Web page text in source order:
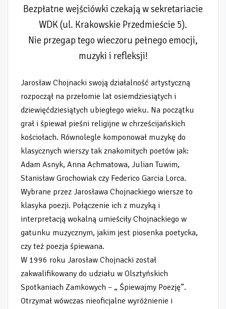
Bezpłatne wejściówki czekają w sekretariacie
WDK (ul. Krakowskie Przedmieście 5).
Nie przegap tego wieczoru pełnego emocji,
muzyki i refleksji!
Jarosław Chojnacki swoją działalność artystyczną
rozpoczął na przełomie lat osiemdziesiątych i
dziewięćdziesiątych ubiegłego wieku. Na początku
grał i śpiewał pieśni religijne w chrześcijańskich
kościołach. Równolegle komponował muzykę do
klasycznych wierszy tak znakomitych poetów jak:
Adam Asnyk, Anna Achmatowa, Julian Tuwim,
Stanisław Grochowiak czy Federico Garcia Lorca.
Wybrane przez Jarosława Chojnackiego wiersze to
klasyka poezji. Połączenie ich z muzyką i
interpretacją wokalną umieściły Chojnackiego w
gatunku muzycznym, jakim jest piosenka poetycka,
czy też poezja śpiewana.
W 1996 roku Jarosław Chojnacki został
zakwalifikowany do udziału w Olsztyńskich
Spotkaniach Zamkowych – „ Śpiewajmy Poezję”.
Otrzymał wówczas nieoficjalne wyróżnienie i